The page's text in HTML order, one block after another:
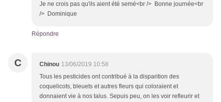
Je ne crois pas qu'ils aient été semé<br /> Bonne journée<br
/> Dominique
Répondre
C Chinou 13/06/2019 10:58
Tous les pesticides ont contribué à la disparition des
coquelicots, bleuets et autres fleurs qui coloraient et
donnaient vie à nos talus. Sepuis peu, on les voir refleurir et